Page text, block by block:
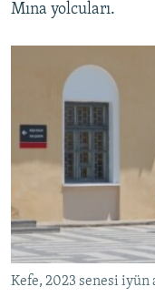
Mına yolcuları.
Kefe, 2023 senesi iyün